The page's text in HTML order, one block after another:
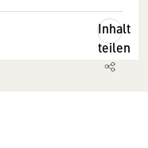
Inhalt
teilen